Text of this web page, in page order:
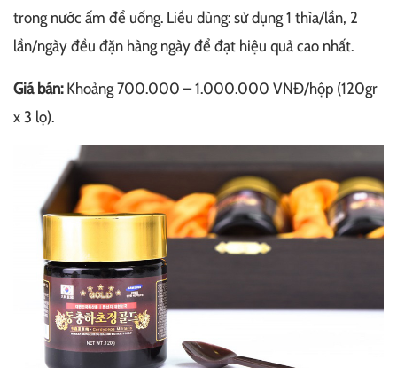
trong nước ấm để uống. Liều dùng: sử dụng 1 thìa/lần, 2
lần/ngày đều đặn hàng ngày để đạt hiệu quả cao nhất.
Giá bán:Khoảng 700.000 – 1.000.000 VNĐ/hộp (120gr
x 3 lọ).